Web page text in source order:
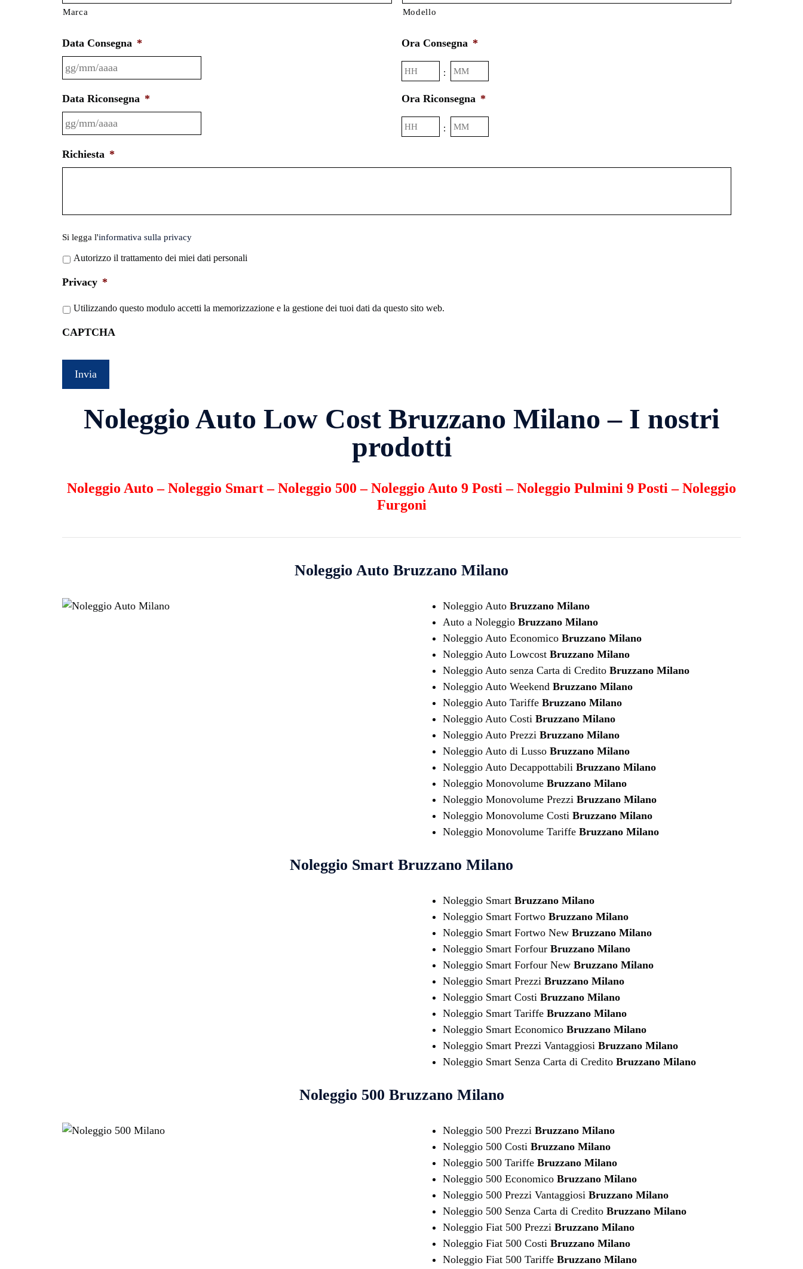
Marca Modello
Data Consegna *
Ora Consegna *
:
Ore Minuti
Data Riconsegna *
slash
Ora Riconsegna *
:
Ore Minuti
Richiesta *
Si
l'informativa
sulla
privacy
Si legga l'informativa sulla privacy
Autorizzo il trattamento dei miei dati personali
Privacy *
Utilizzando questo modulo accetti la memorizzazione e la gestione dei tuoi dati da questo sito web.
CAPTCHA
Noleggio Auto Low Cost Bruzzano Milano – I nostri
prodotti
Noleggio Auto –Noleggio Smart–Noleggio 500 –Noleggio Auto 9 Posti –Noleggio Pulmini 9 Posti –Noleggio
Furgoni
Noleggio Auto Bruzzano Milano
Noleggio Auto Bruzzano Milano
Auto a Noleggio Bruzzano Milano
Noleggio Auto Economico Bruzzano Milano
Noleggio Auto Lowcost Bruzzano Milano
Noleggio Auto senza Carta di Credito Bruzzano Milano
Noleggio Auto Weekend Bruzzano Milano
Noleggio Auto Tariffe Bruzzano Milano
Noleggio Auto Costi Bruzzano Milano
Noleggio Auto Prezzi Bruzzano Milano
Noleggio Auto di Lusso Bruzzano Milano
Noleggio Auto Decappottabili Bruzzano Milano
Noleggio Monovolume Bruzzano Milano
Noleggio Monovolume Prezzi Bruzzano Milano
Noleggio Monovolume Costi Bruzzano Milano
Noleggio Monovolume Tariffe Bruzzano Milano
Noleggio Smart Bruzzano Milano
Noleggio Smart Bruzzano Milano
Noleggio Smart Fortwo Bruzzano Milano
Noleggio Smart Fortwo New Bruzzano Milano
Noleggio Smart Forfour Bruzzano Milano
Noleggio Smart Forfour New Bruzzano Milano
Noleggio Smart Prezzi Bruzzano Milano
Noleggio Smart Costi Bruzzano Milano
Noleggio Smart Tariffe Bruzzano Milano
Noleggio Smart Economico Bruzzano Milano
Noleggio Smart Prezzi Vantaggiosi Bruzzano Milano
Noleggio Smart Senza Carta di Credito Bruzzano Milano
Noleggio 500 Bruzzano Milano
Noleggio 500 Prezzi Bruzzano Milano
Noleggio 500 Costi Bruzzano Milano
Noleggio 500 Tariffe Bruzzano Milano
Noleggio 500 Economico Bruzzano Milano
Noleggio 500 Prezzi Vantaggiosi Bruzzano Milano
Noleggio 500 Senza Carta di Credito Bruzzano Milano
Noleggio Fiat 500 Prezzi Bruzzano Milano
Noleggio Fiat 500 Costi Bruzzano Milano
Noleggio Fiat 500 Tariffe Bruzzano Milano